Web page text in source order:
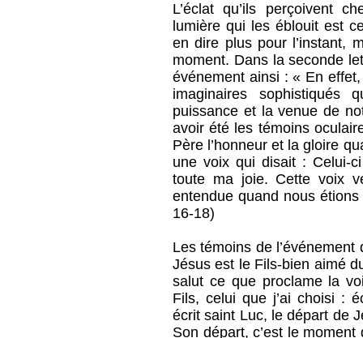
L’éclat qu’ils perçoivent
lumière qui les éblouit est
en dire plus pour l’instant,
moment. Dans la seconde
événement ainsi : « En
imaginaires
puissance et la venue de
avoir été les témoins
Père l’honneur et la gloire
une voix qui disait : Celui-
toute ma joie. Cette voix
entendue quand nous
16-18)
Les témoins de
Jésus est le Fils-bien aimé
salut ce que proclame la
Fils, celui que j’ai choisi :
écrit saint Luc, le départ de
Son départ, c’est le